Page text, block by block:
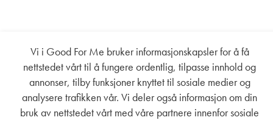
Vi i Good For Me bruker informasjonskapsler for å få
nettstedet vårt til å fungere ordentlig, tilpasse innhold og
annonser, tilby funksjoner knyttet til sosiale medier og
analysere trafikken vår. Vi deler også informasjon om din
bruk av nettstedet vårt med våre partnere innenfor sosiale